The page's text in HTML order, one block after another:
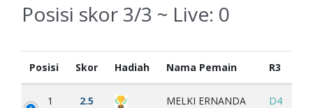
Posisi skor 3/3 ~ Live: 0
Posisi Skor Hadiah Nama Pemain R3
1
2.5
MELKI ERNANDA
D4